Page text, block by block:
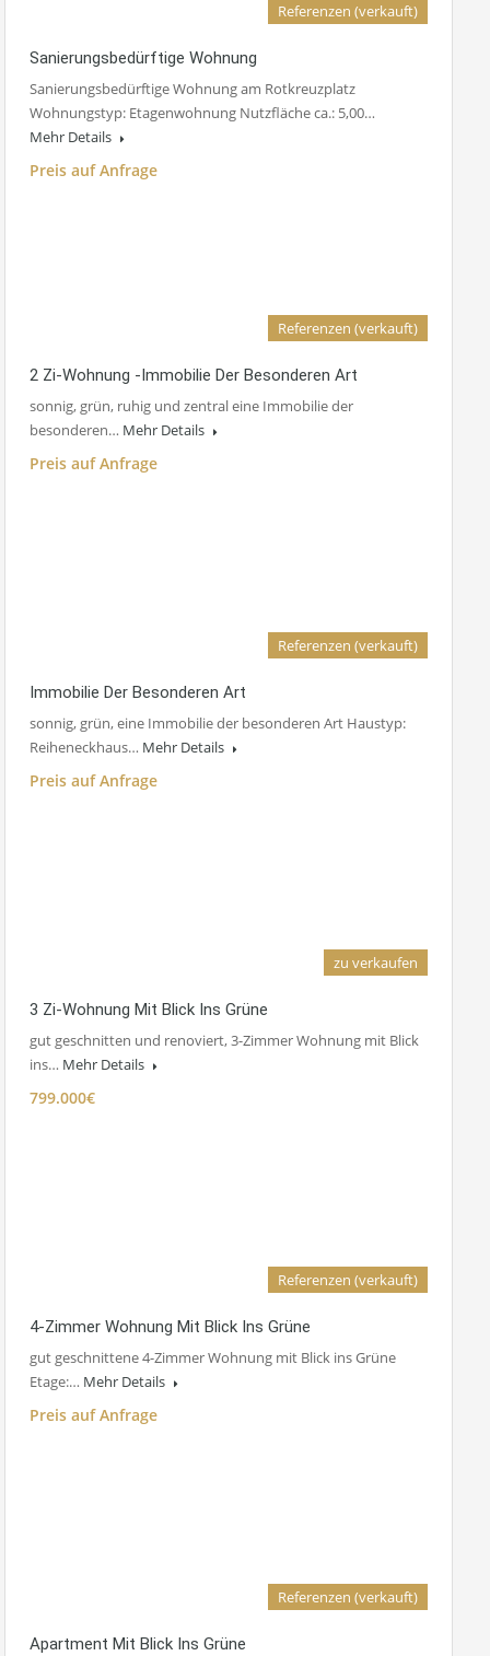
Referenzen (verkauft)
Sanierungsbedürftige Wohnung
Sanierungsbedürftige Wohnung am Rotkreuzplatz
Wohnungstyp: Etagenwohnung Nutzfläche ca.: 5,00…
Mehr Details
Preis auf Anfrage
Referenzen (verkauft)
2 Zi-Wohnung -Immobilie Der Besonderen Art
sonnig, grün, ruhig und zentral eine Immobilie der
besonderen… Mehr Details
Preis auf Anfrage
Referenzen (verkauft)
Immobilie Der Besonderen Art
sonnig, grün, eine Immobilie der besonderen Art Haustyp:
Reiheneckhaus… Mehr Details
Preis auf Anfrage
zu verkaufen
3 Zi-Wohnung Mit Blick Ins Grüne
gut geschnitten und renoviert, 3-Zimmer Wohnung mit Blick
ins… Mehr Details
799.000€
Referenzen (verkauft)
4-Zimmer Wohnung Mit Blick Ins Grüne
gut geschnittene 4-Zimmer Wohnung mit Blick ins Grüne
Etage:… Mehr Details
Preis auf Anfrage
Referenzen (verkauft)
Apartment Mit Blick Ins Grüne